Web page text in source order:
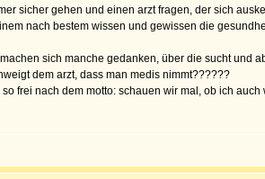
sicher gehen und einen arzt fragen, der sich
nach bestem wissen und gewissen die
sich manche gedanken, über die sucht und
dem arzt, dass man medis nimmt??????
frei nach dem motto: schauen wir mal, ob ich